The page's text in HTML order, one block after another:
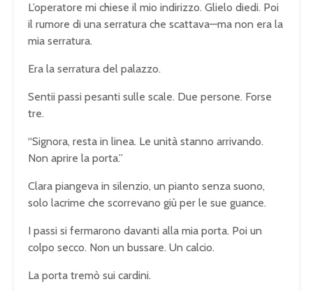
L’operatore mi chiese il mio indirizzo. Glielo diedi. Poi
il rumore di una serratura che scattava—ma non era la
mia serratura.
Era la serratura del palazzo.
Sentii passi pesanti sulle scale. Due persone. Forse
tre.
“Signora, resta in linea. Le unità stanno arrivando.
Non aprire la porta.”
Clara piangeva in silenzio, un pianto senza suono,
solo lacrime che scorrevano giù per le sue guance.
I passi si fermarono davanti alla mia porta. Poi un
colpo secco. Non un bussare. Un calcio.
La porta tremò sui cardini.